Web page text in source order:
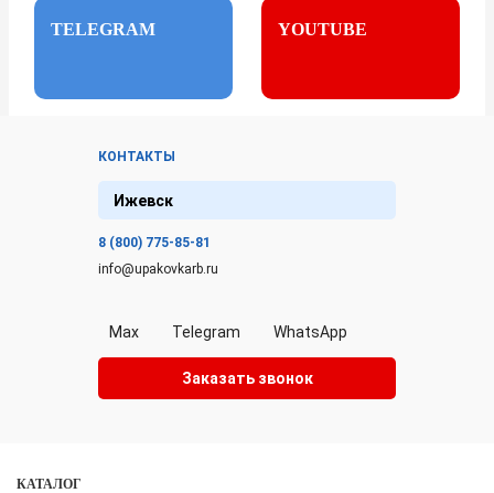
TELEGRAM YOUTUBE
КОНТАКТЫ
Ижевск
8 (800) 775-85-81
info@upakovkarb.ru
Max Telegram WhatsApp
Заказать звонок
КАТАЛОГ